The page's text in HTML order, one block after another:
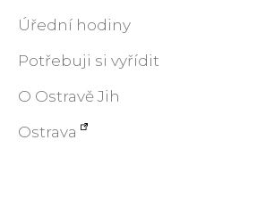
Úřední hodiny
Potřebuji si vyřídit
O Ostravě Jih
Ostrava